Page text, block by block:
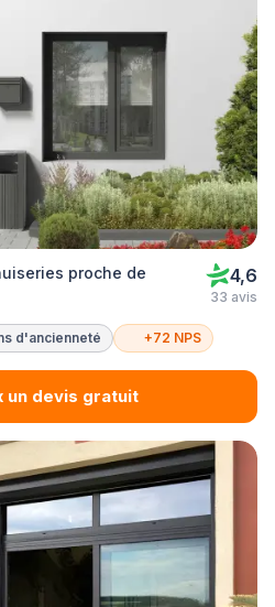
proche de
4,6
33 avis
d'ancienneté +72 NPS
un devis gratuit